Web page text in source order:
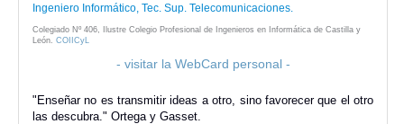
Ingeniero Informático, Tec. Sup. Telecomunicaciones.
Colegiado Nº 406, Ilustre Colegio Profesional de Ingenieros en Informática de Castilla y
León. COIICyL
- visitar la WebCard personal -
"Enseñar no es transmitir ideas a otro, sino favorecer que el otro
las descubra." Ortega y Gasset.